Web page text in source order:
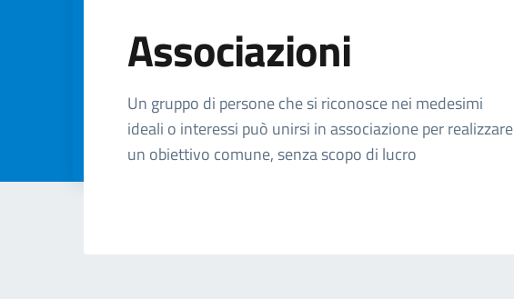
Associazioni
Dettagli dell'argomento
Un gruppo di persone che si riconosce nei medesimi
ideali o interessi può unirsi in associazione per realizzare
un obiettivo comune, senza scopo di lucro